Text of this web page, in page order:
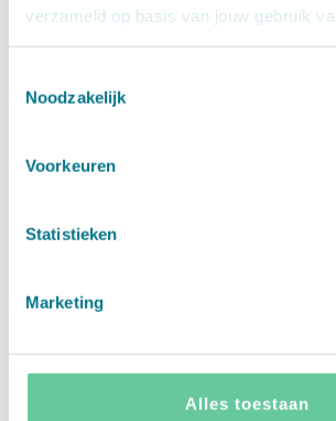
verzameld op basis van jouw gebruik
Noodzakelijk
Voorkeuren
Statistieken
Marketing
Alles toestaan